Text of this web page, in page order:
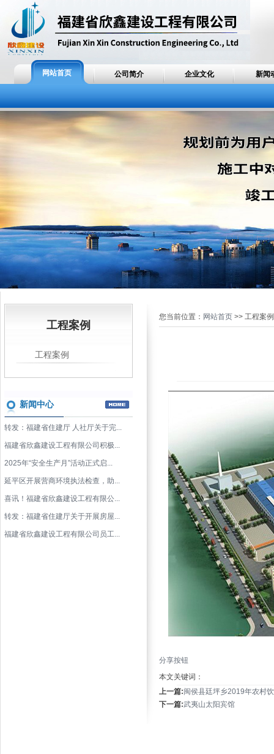
网站首页 公司简介 企业文化 新闻
工程案例
工程案例
新闻中心
转发：福建省住建厅 人社厅关于完...
福建省欣鑫建设工程有限公司积极...
2025年“安全生产月”活动正式启...
延平区开展营商环境执法检查，助...
喜讯！福建省欣鑫建设工程有限公...
转发：福建省住建厅关于开展房屋...
福建省欣鑫建设工程有限公司员工...
您当前位置： 网站首页>> 工程案例
分享按钮
本文关键词：
上一篇:闽侯县廷坪乡2019年农村
下一篇:武夷山太阳宾馆